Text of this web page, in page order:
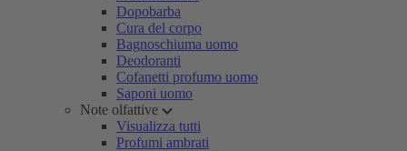
Dopobarba
Cura del corpo
Bagnoschiuma uomo
Deodoranti
Cofanetti profumo uomo
Saponi uomo
Note olfattive
Visualizza tutti
Profumi ambrati